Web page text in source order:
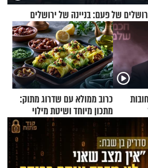
של פעם: בניינה של ירושלים
כרוב ממולא עם שדרוג מתוק:
מתכון מיוחד ושיטת מילוי
שאתם חייבים לנסות